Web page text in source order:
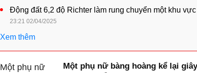
Động đất 6,2 độ Richter làm rung chuyển một khu
23:21 02/04/2025
Xem thêm
Một phụ nữ bàng hoàng kể lại